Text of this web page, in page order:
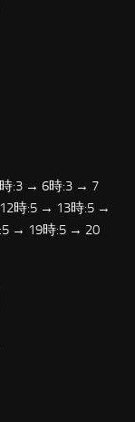
:3 → 6時:3 → 7
時:5 → 13時:5 →
→ 19時:5 → 20